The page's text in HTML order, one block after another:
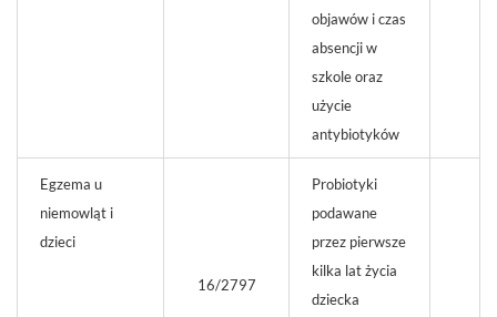
objawów i czas
absencji w
szkole oraz
użycie
antybiotyków
Egzema u
niemowląt i
dzieci
16/2797
Probiotyki
podawane
przez pierwsze
kilka lat życia
dziecka